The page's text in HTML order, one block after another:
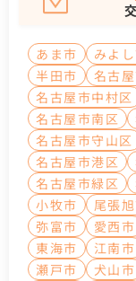
あま市 みよ
半田市
名古
名古屋市中村区
名古屋市南区
名古屋市守山区
名古屋市港区
名古屋市緑区
小牧市
尾張
弥富市
愛西市
東海市
江南市
瀬戸市
犬山市